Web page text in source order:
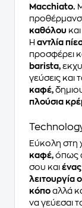
Macchiato.
καθόλου
Η αντλία
προσφέρει
barista,
γεύσεις και
καφέ,
πλούσια
Εύκολη στη
καφέ, όπως
σου και
λειτουργία
κόπο αλλά
να γεύεσαι